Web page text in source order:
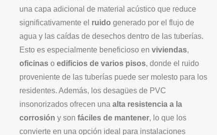
una capa adicional de material acústico que reduce
significativamente el ruido generado por el flujo de
agua y las caídas de desechos dentro de las tuberías.
Esto es especialmente beneficioso en viviendas,
oficinas o edificios de varios pisos, donde el ruido
proveniente de las tuberías puede ser molesto para los
residentes. Además, los desagües de PVC
insonorizados ofrecen una alta resistencia a la
corrosión y son fáciles de mantener, lo que los
convierte en una opción ideal para instalaciones